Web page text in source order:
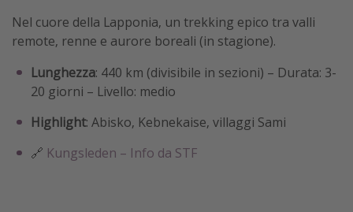
Nel cuore della Lapponia, un trekking epico tra valli
remote, renne e aurore boreali (in stagione).
Lunghezza: 440 km (divisibile in sezioni) – Durata: 3-
20 giorni – Livello: medio
Highlight: Abisko, Kebnekaise, villaggi Sami
🔗 Kungsleden – Info da STF